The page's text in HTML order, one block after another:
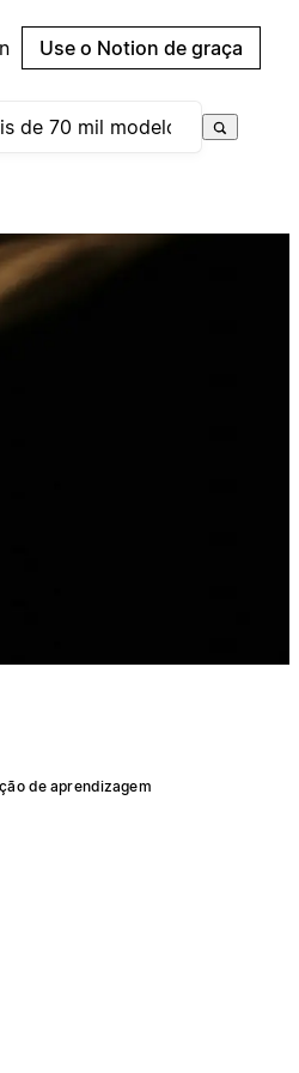
Use o Notion de graça
de aprendizagem